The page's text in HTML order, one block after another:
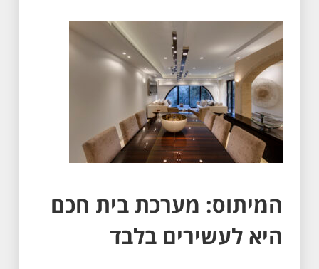
המיתוס: מערכת בית חכם
היא לעשירים בלבד